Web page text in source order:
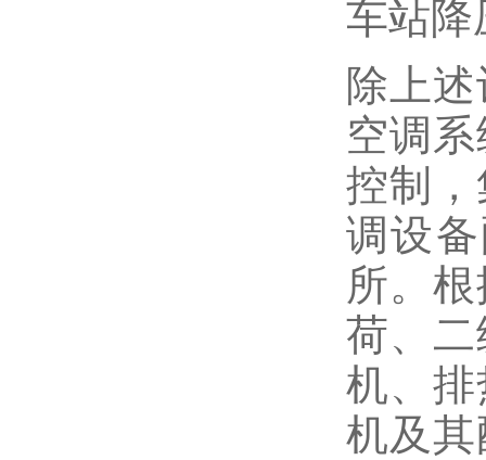
车站降
除上
空调
控制
调设
所。
荷、
机、
机及